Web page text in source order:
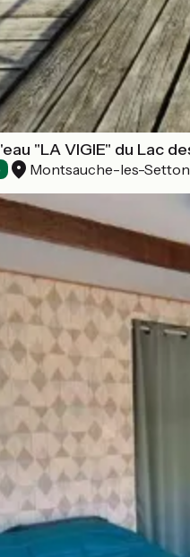
"LA VIGIE" du Lac
Montsauche-les-